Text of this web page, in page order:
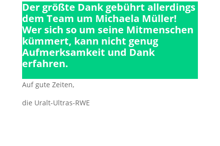
Der größte Dank gebührt allerdings
dem Team um Michaela Müller!
Wer sich so um seine Mitmenschen
kümmert, kann nicht genug
Aufmerksamkeit und Dank
erfahren.
Auf gute Zeiten,
die Uralt-Ultras-RWE